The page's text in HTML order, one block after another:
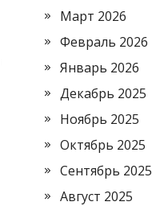
Март 2026
Февраль 2026
Январь 2026
Декабрь 2025
Ноябрь 2025
Октябрь 2025
Сентябрь 2025
Август 2025